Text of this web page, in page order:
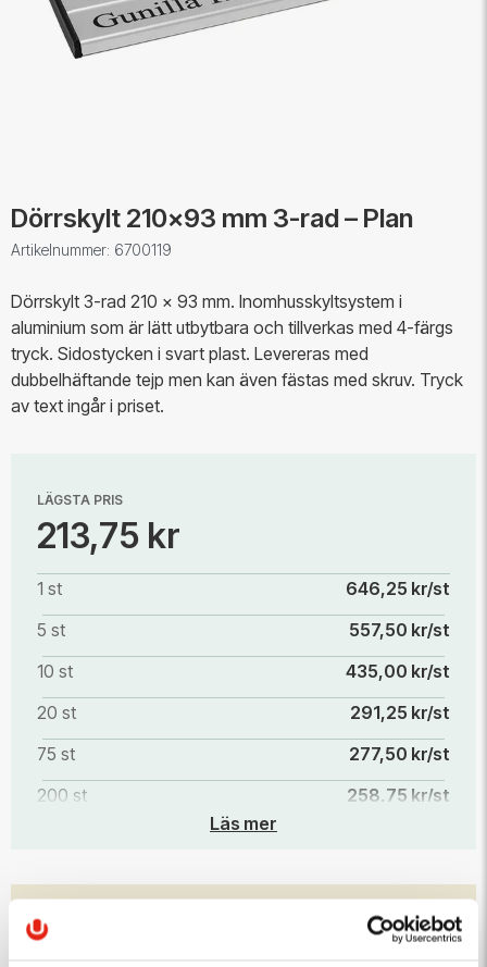
Dörrskylt 210x93 mm 3-rad – Plan
Artikelnummer: 6700119
Dörrskylt 3-rad 210 x 93 mm. Inomhusskyltsystem i
aluminium som är lätt utbytbara och tillverkas med 4-färgs
tryck. Sidostycken i svart plast. Levereras med
dubbelhäftande tejp men kan även fästas med skruv. Tryck
av text ingår i priset.
LÄGSTA PRIS
213,75 kr
1 st
646,25 kr/st
5 st
557,50 kr/st
10 st
435,00 kr/st
20 st
291,25 kr/st
75 st
277,50 kr/st
200 st
258,75 kr/st
Läs mer
PRODUKTEGENSKAPER